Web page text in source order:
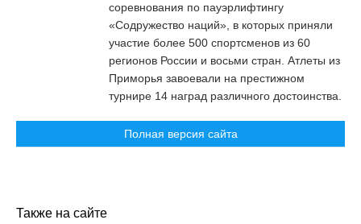
соревнования по пауэрлифтингу
«Содружество наций», в которых приняли
участие более 500 спортсменов из 60
регионов России и восьми стран. Атлеты из
Приморья завоевали на престижном
турнире 14 наград различного достоинства.
Полная версия сайта
Также на сайте